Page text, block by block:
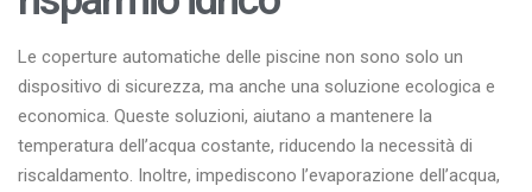
Le coperture automatiche delle piscine non sono solo un
dispositivo di sicurezza, ma anche una soluzione ecologica e
economica. Queste soluzioni, aiutano a mantenere la
temperatura dell’acqua costante, riducendo la necessità di
riscaldamento. Inoltre, impediscono l’evaporazione dell’acqua,